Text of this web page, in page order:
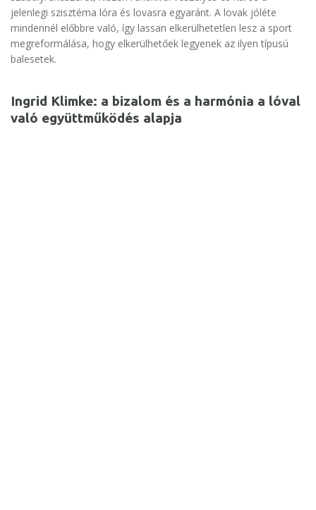
jelenlegi szisztéma lóra és lovasra egyaránt. A lovak jóléte
mindennél előbbre való, így lassan elkerülhetetlen lesz a sport
megreformálása, hogy elkerülhetőek legyenek az ilyen típusú
balesetek.
Ingrid Klimke: a bizalom és a harmónia a lóval
való együttműködés alapja